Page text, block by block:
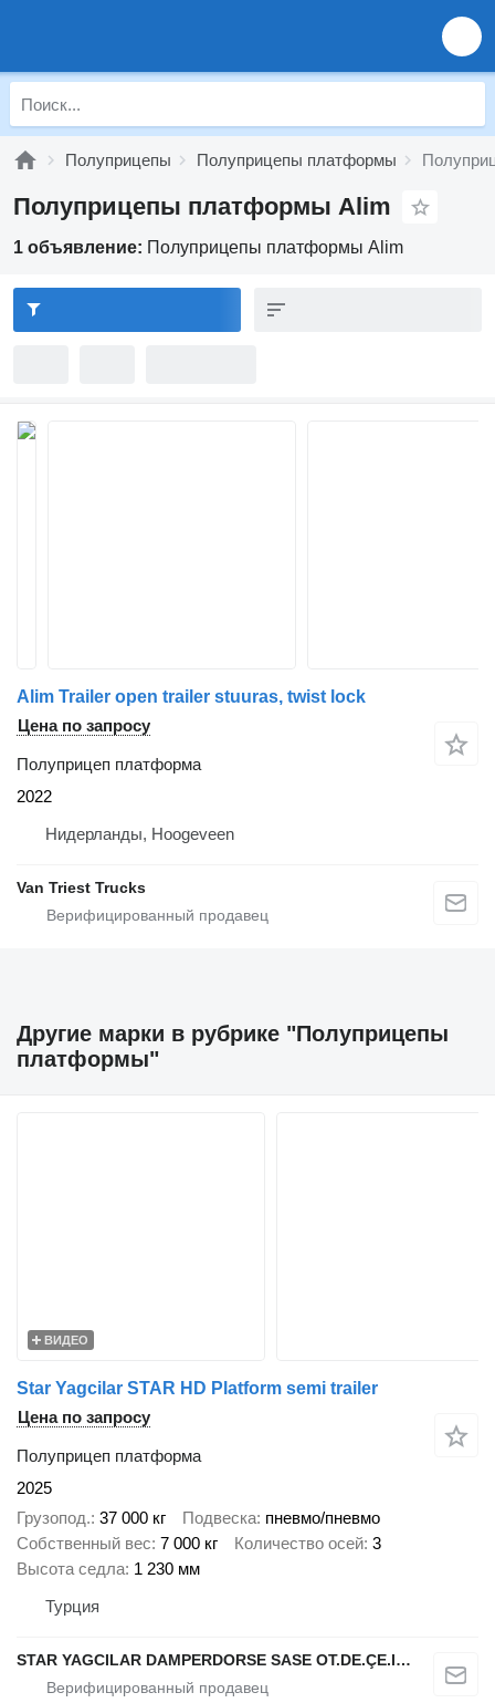
Полуприцепы Полуприцепы платформы
Полуприцепы платформы Alim
1 объявление: Полуприцепы платформы Alim
Alim Trailer open trailer stuuras, twist lock
Цена по запросу
Полуприцеп платформа
2022
Нидерланды, Hoogeveen
Van Triest Trucks
Другие марки в рубрике "Полуприцепы
платформы"
ВИДЕО
Star Yagcilar STAR HD Platform semi trailer
Цена по запросу
Полуприцеп платформа
2025
Грузопод. 37 000 кг Подвеска пневмо/пневмо
Собственный вес 7 000 кг Количество осей 3
Высота седла 1 230 мм
Турция
STAR YAGCILAR DAMPERDORSE SASE OT.DE.ÇE.IN.NA.SA.VE TIC.LTD.ŞTİ